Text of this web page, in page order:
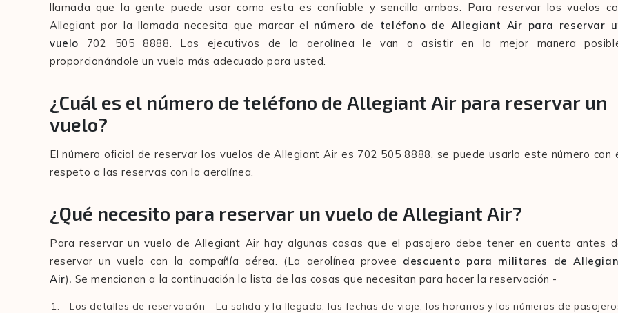
llamada que la gente puede usar como esta es confiable y sencilla ambos. Para reservar los vuelos
Allegiant por la llamada necesita que marcar el número de teléfono de Allegiant Air para reservar
vuelo 702 505 8888. Los ejecutivos de la aerolínea le van a asistir en la mejor manera
proporcionándole un vuelo más adecuado para usted.
¿Cuál es el número de teléfono de Allegiant Air para reservar un
vuelo?
El número oficial de reservar los vuelos de Allegiant Air es 702 505 8888, se puede usarlo este número con
respeto a las reservas con la aerolínea.
¿Qué necesito para reservar un vuelo de Allegiant Air?
Para reservar un vuelo de Allegiant Air hay algunas cosas que el pasajero debe tener en cuenta antes
reservar un vuelo con la compañía aérea. (La aerolínea provee descuento para militares de
Air). Se mencionan a la continuación la lista de las cosas que necesitan para hacer la reservación -
Los detalles de reservación - La salida y la llegada, las fechas de viaje, los horarios y los números de